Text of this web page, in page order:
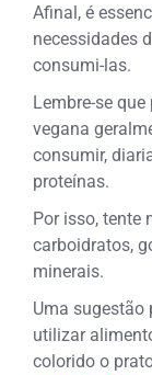
Afinal, é
necessidades
consumi-las.
Lembre-se
vegana
consumir,
proteínas.
Por isso, tente
carboidratos,
minerais.
Uma sugestão
utilizar
colorido o